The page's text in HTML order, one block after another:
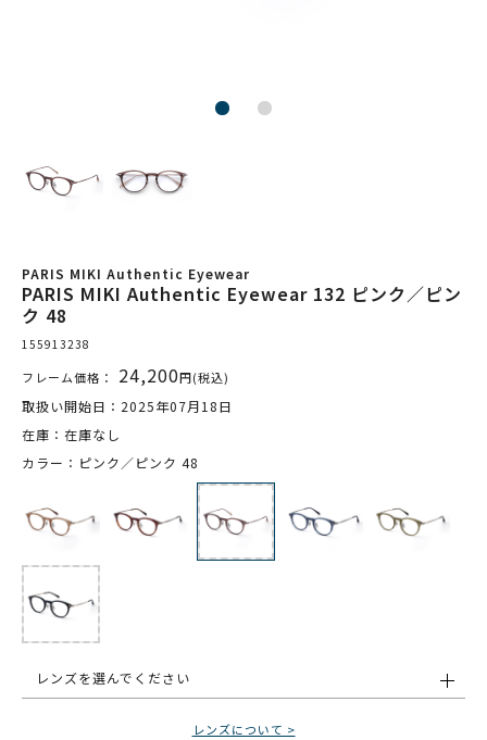
PARIS MIKI Authentic Eyewear
PARIS MIKI Authentic Eyewear 132 ピンク／ピン
ク 48
155913238
フレーム価格： 24,200円(税込)
取扱い開始日：2025年07月18日
在庫：在庫なし
カラー：ピンク／ピンク 48
レンズを選んでください
レンズについて >